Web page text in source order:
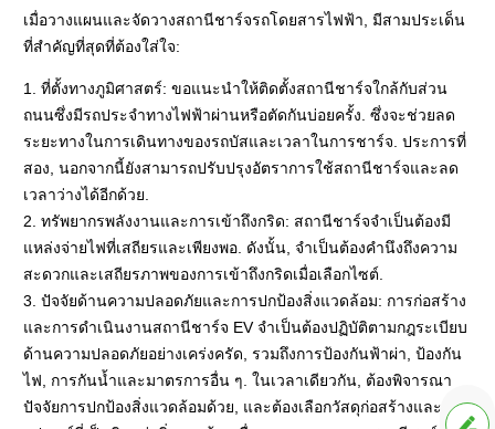
เมื่อวางแผนและจัดวางสถานีชาร์จรถโดยสารไฟฟ้า, มีสามประเด็น
ที่สำคัญที่สุดที่ต้องใส่ใจ:
1. ที่ตั้งทางภูมิศาสตร์: ขอแนะนำให้ติดตั้งสถานีชาร์จใกล้กับส่วน
ถนนซึ่งมีรถประจำทางไฟฟ้าผ่านหรือตัดกันบ่อยครั้ง. ซึ่งจะช่วยลด
ระยะทางในการเดินทางของรถบัสและเวลาในการชาร์จ. ประการที่
สอง, นอกจากนี้ยังสามารถปรับปรุงอัตราการใช้สถานีชาร์จและลด
เวลาว่างได้อีกด้วย.
2. ทรัพยากรพลังงานและการเข้าถึงกริด: สถานีชาร์จจำเป็นต้องมี
แหล่งจ่ายไฟที่เสถียรและเพียงพอ. ดังนั้น, จำเป็นต้องคำนึงถึงความ
สะดวกและเสถียรภาพของการเข้าถึงกริดเมื่อเลือกไซต์.
3. ปัจจัยด้านความปลอดภัยและการปกป้องสิ่งแวดล้อม: การก่อสร้าง
และการดำเนินงานสถานีชาร์จ EV จำเป็นต้องปฏิบัติตามกฎระเบียบ
ด้านความปลอดภัยอย่างเคร่งครัด, รวมถึงการป้องกันฟ้าผ่า, ป้องกัน
ไฟ, การกันน้ำและมาตรการอื่น ๆ. ในเวลาเดียวกัน, ต้องพิจารณา
ปัจจัยการปกป้องสิ่งแวดล้อมด้วย, และต้องเลือกวัสดุก่อสร้างและ